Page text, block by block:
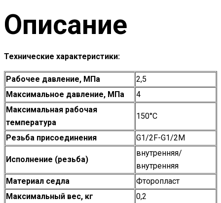
Описание
Технические характеристики:
Рабочее давление, МПа
2,5
Максимальное давление, МПа
4
Максимальная рабочая
температура
150°С
Резьба присоединения G1/2F-G1/2M
Исполнение (резьба)
внутренняя/
внутренняя
Материал седла
Фторопласт
Максимальный вес, кг
0,2